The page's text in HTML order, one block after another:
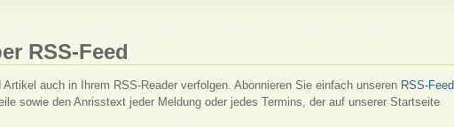
RSS-Feed
auch in Ihrem RSS-Reader verfolgen. Abonnieren Sie einfach unseren RSS-Feed
sowie den Anrisstext jeder Meldung oder jedes Termins, der auf unserer Startseite